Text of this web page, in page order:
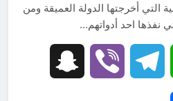
التي أخرجتها الدولة العميقة ومن
نفذها احد أدواتهم…
WhatsApp
Telegram
Viber